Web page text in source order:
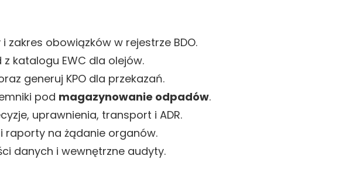
obowiązków w rejestrze BDO.
katalogu EWC dla olejów.
generuj KPO dla przekazań.
pod magazynowanie odpadów.
uprawnienia, transport i ADR.
raporty na żądanie organów.
danych i wewnętrzne audyty.